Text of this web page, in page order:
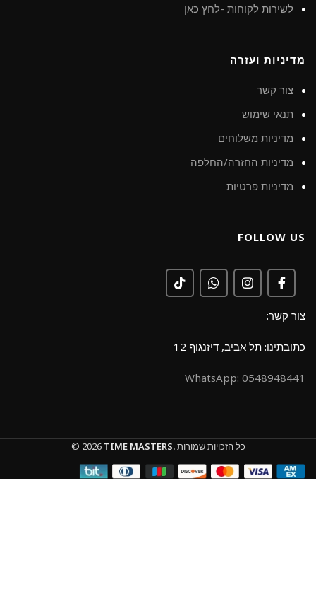
לשירות לקוחות -לחץ כאן
מדיניות ועזרה
צור קשר
תנאי שימוש
מדיניות משלוחים
מדיניות החזרה/החלפה
מדיניות פרטיות
FOLLOW US
צור קשר:
כתובתינו: תל אביב, דיזנגוף 12
0548948441 :WhatsApp
© 2026 TIME MASTERS.כל הזכויות שמורות